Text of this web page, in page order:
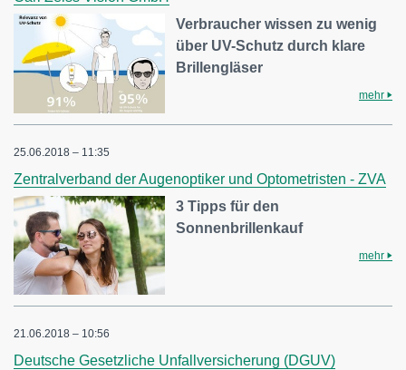
Verbraucher wissen zu wenig
über UV-Schutz durch klare
Brillengläser
mehr
25.06.2018 – 11:35
Zentralverband der Augenoptiker und Optometristen - ZVA
3 Tipps für den
Sonnenbrillenkauf
mehr
21.06.2018 – 10:56
Deutsche Gesetzliche Unfallversicherung (DGUV)